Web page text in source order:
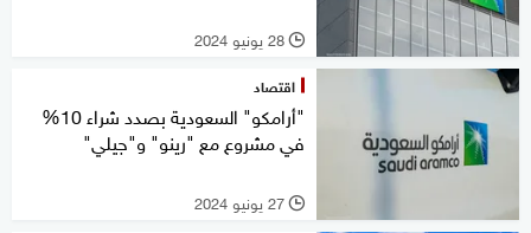
l 28 يونيو 2024
اقتصاد
"أرامكو" السعودية بصدد شراء 10%
في مشروع مع "رينو" و"جيلي"
l 27 يونيو 2024